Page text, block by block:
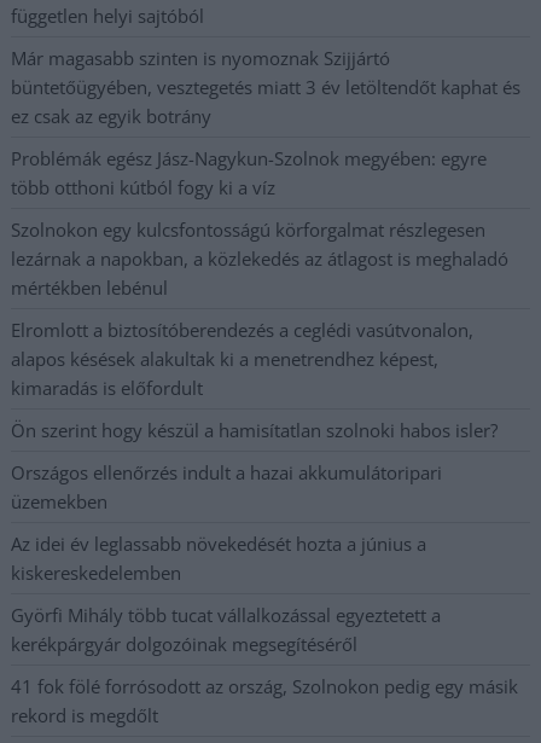
független helyi sajtóból
Már magasabb szinten is nyomoznak Szijjártó
büntetőügyében, vesztegetés miatt 3 év letöltendőt kaphat és
ez csak az egyik botrány
Problémák egész Jász-Nagykun-Szolnok megyében: egyre
több otthoni kútból fogy ki a víz
Szolnokon egy kulcsfontosságú körforgalmat részlegesen
lezárnak a napokban, a közlekedés az átlagost is meghaladó
mértékben lebénul
Elromlott a biztosítóberendezés a ceglédi vasútvonalon,
alapos késések alakultak ki a menetrendhez képest,
kimaradás is előfordult
Ön szerint hogy készül a hamisítatlan szolnoki habos isler?
Országos ellenőrzés indult a hazai akkumulátoripari
üzemekben
Az idei év leglassabb növekedését hozta a június a
kiskereskedelemben
Györfi Mihály több tucat vállalkozással egyeztetett a
kerékpárgyár dolgozóinak megsegítéséről
41 fok fölé forrósodott az ország, Szolnokon pedig egy másik
rekord is megdőlt